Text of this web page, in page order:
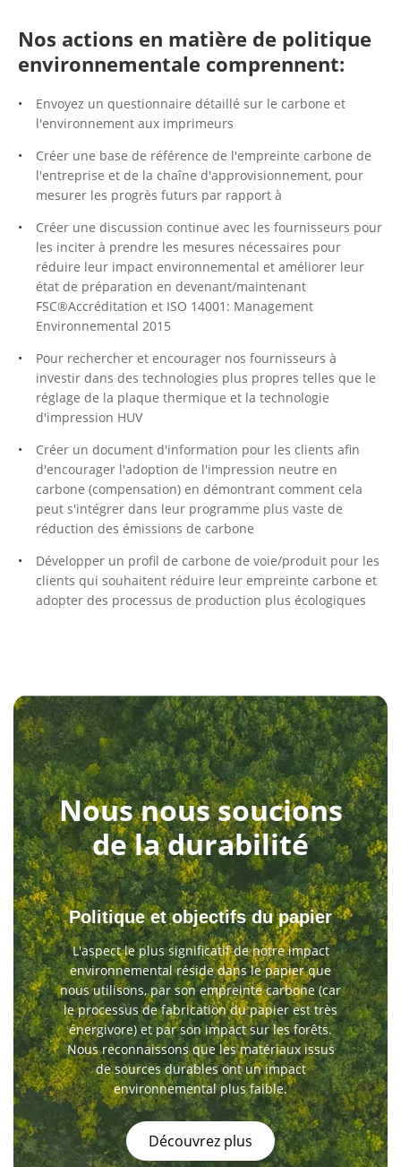
Nos actions en matière de politique
environnementale comprennent:
Envoyez un questionnaire détaillé sur le carbone et
l'environnement aux imprimeurs
Créer une base de référence de l'empreinte carbone de
l'entreprise et de la chaîne d'approvisionnement, pour
mesurer les progrès futurs par rapport à
Créer une discussion continue avec les fournisseurs pour
les inciter à prendre les mesures nécessaires pour
réduire leur impact environnemental et améliorer leur
état de préparation en devenant/maintenant
FSC®Accréditation et ISO 14001: Management
Environnemental 2015
Pour rechercher et encourager nos fournisseurs à
investir dans des technologies plus propres telles que le
réglage de la plaque thermique et la technologie
d'impression HUV
Créer un document d'information pour les clients afin
d'encourager l'adoption de l'impression neutre en
carbone (compensation) en démontrant comment cela
peut s'intégrer dans leur programme plus vaste de
réduction des émissions de carbone
Développer un profil de carbone de voie/produit pour les
clients qui souhaitent réduire leur empreinte carbone et
adopter des processus de production plus écologiques
Nous nous soucions
de la durabilité
Politique et objectifs du papier
L'aspect le plus significatif de notre impact
environnemental réside dans le papier que
nous utilisons, par son empreinte carbone (car
le processus de fabrication du papier est très
énergivore) et par son impact sur les forêts.
Nous reconnaissons que les matériaux issus
de sources durables ont un impact
environnemental plus faible.
Découvrez plus